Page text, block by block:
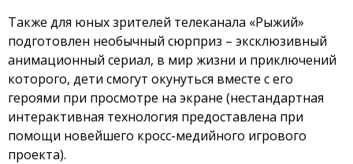
Также для юных зрителей телеканала «Рыжий»
подготовлен необычный сюрприз – эксклюзивный
анимационный сериал, в мир жизни и приключений
которого, дети смогут окунуться вместе с его
героями при просмотре на экране (нестандартная
интерактивная технология предоставлена при
помощи новейшего кросс-медийного игрового
проекта).